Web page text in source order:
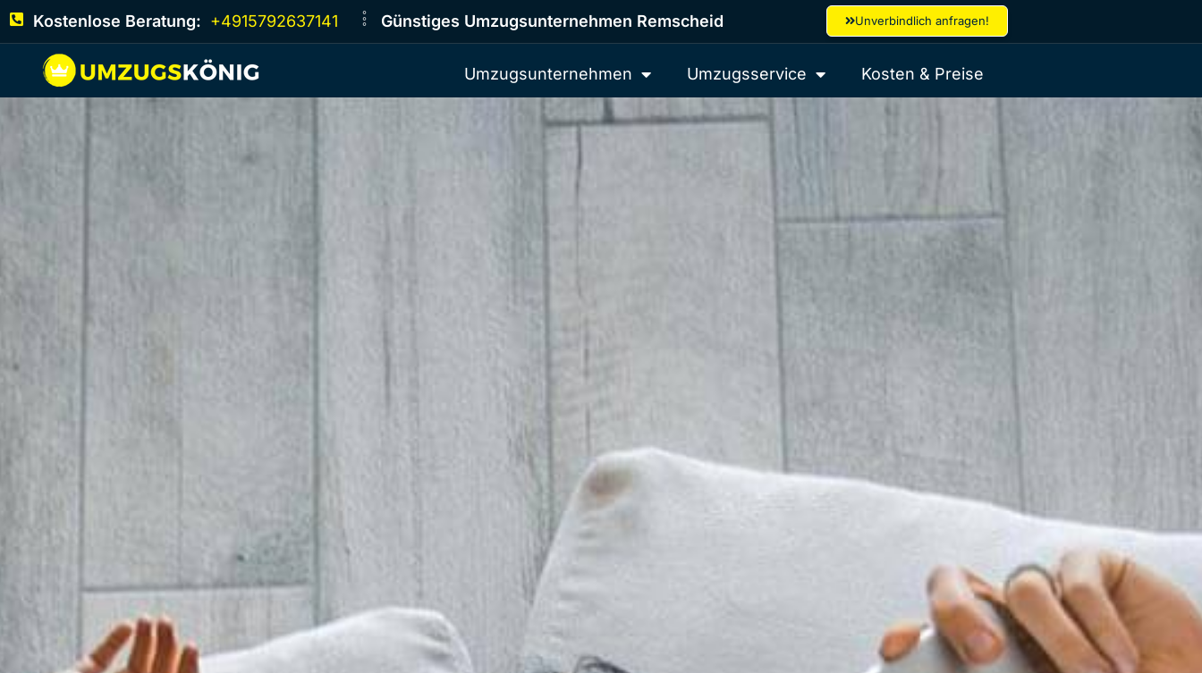
Kostenlose Beratung: +4915792637141 Günstiges Umzugsunternehmen Remscheid Unverbindlich anfragen!
Umzugsunternehmen Umzugsservice Kosten & Preise